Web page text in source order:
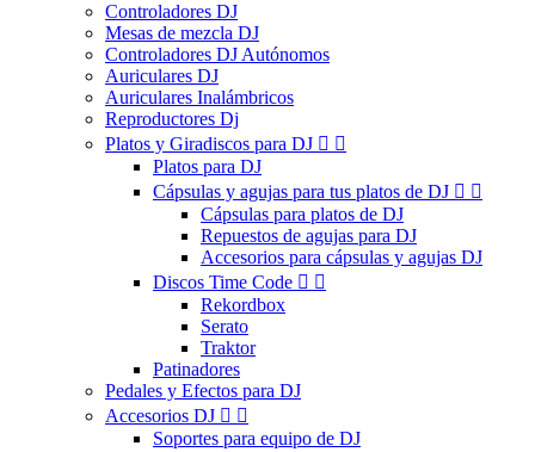
Controladores DJ
Mesas de mezcla DJ
Controladores DJ Autónomos
Auriculares DJ
Auriculares Inalámbricos
Reproductores Dj
Platos y Giradiscos para DJ  
Platos para DJ
Cápsulas y agujas para tus platos de DJ  
Cápsulas para platos de DJ
Repuestos de agujas para DJ
Accesorios para cápsulas y agujas DJ
Discos Time Code  
Rekordbox
Serato
Traktor
Patinadores
Pedales y Efectos para DJ
Accesorios DJ  
Soportes para equipo de DJ